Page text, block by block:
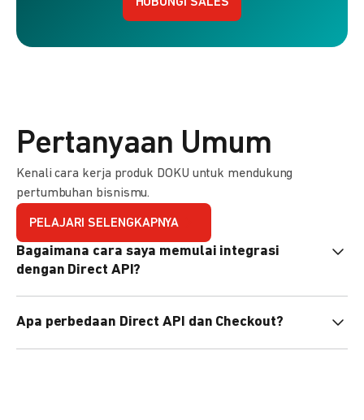
HUBUNGI SALES
Pertanyaan Umum
Kenali cara kerja produk DOKU untuk mendukung
pertumbuhan bisnismu.
PELAJARI SELENGKAPNYA
Bagaimana cara saya memulai integrasi
dengan Direct API?
pemrograman untuk membantu integrasi Anda. Pelajari
Apa perbedaan Direct API dan Checkout?